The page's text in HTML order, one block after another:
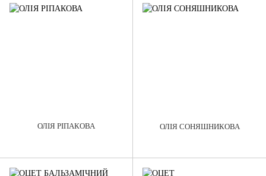
ОЛІЯ РІПАКОВА ОЛІЯ СОНЯШНИКОВА